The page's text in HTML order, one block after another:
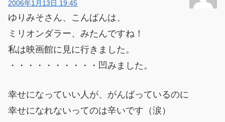
2006年1月13日 19:45
ゆりみそさん、こんばんは、
ミリオンダラー、みたんですね！
私は映画館に見に行きました。
・・・・・・・・・・凹みました。
幸せになっていい人が、がんばっているのに
幸せになれないってのは辛いです（涙）